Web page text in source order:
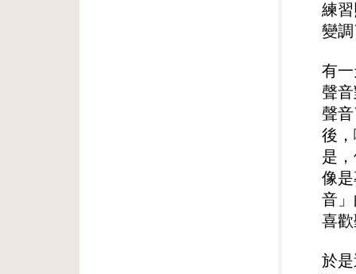
練
變
有
聲
聲
後
是
像
音
喜
於